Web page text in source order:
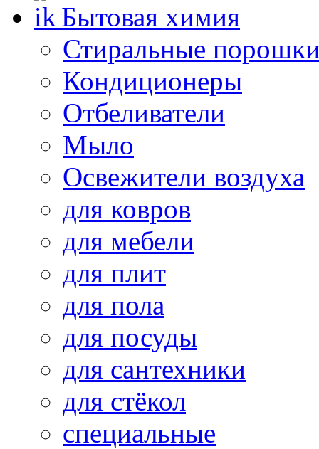
Бытовая химия
Стиральные
Кондиционеры
Отбеливатели
Мыло
Освежители воздуха
для ковров
для мебели
для плит
для пола
для посуды
для сантехники
для стёкол
специальные